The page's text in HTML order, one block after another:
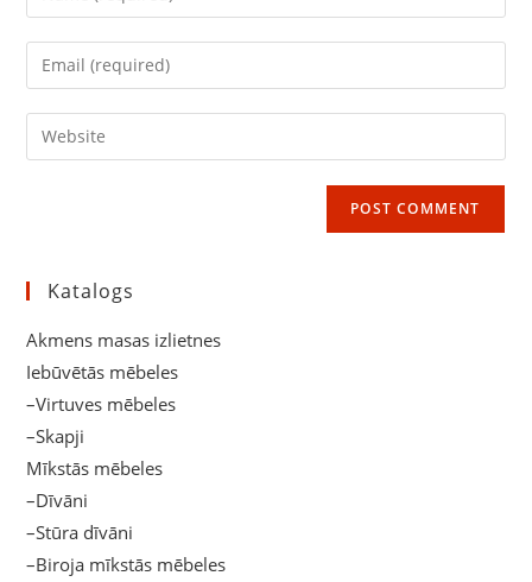
your
name
comment
Enter
your
email
address
Enter
your
Katalogs
Akmens masas izlietnes
Iebūvētās mēbeles
–Virtuves mēbeles
–Skapji
Mīkstās mēbeles
–Dīvāni
–Stūra dīvāni
–Biroja mīkstās mēbeles